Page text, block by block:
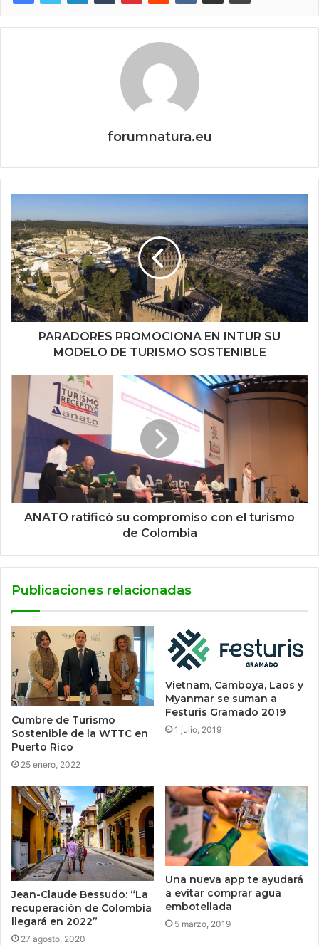
forumnatura.eu
PARADORES PROMOCIONA EN INTUR SU
MODELO DE TURISMO SOSTENIBLE
ANATO ratificó su compromiso con el turismo
de Colombia
Publicaciones relacionadas
Cumbre de Turismo
Sostenible de la WTTC en
Puerto Rico
25 enero, 2022
Vietnam, Camboya, Laos y
Myanmar se suman a
Festuris Gramado 2019
1 julio, 2019
Jean-Claude Bessudo: “La
recuperación de Colombia
llegará en 2022”
27 agosto, 2020
Una nueva app te ayudará
a evitar comprar agua
embotellada
5 marzo, 2019